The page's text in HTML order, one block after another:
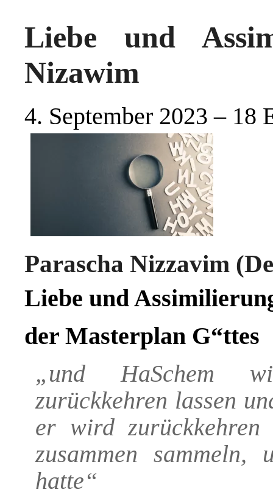
Liebe und
Nizawim
4. September 2023 – 18
Parascha Nizzavim
Liebe und
der Masterplan G“ttes
„und HaSchem
zurückkehren lassen
er wird
zusammen
hatte“